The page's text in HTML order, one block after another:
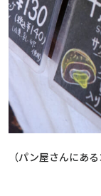
（パン屋さんにあ